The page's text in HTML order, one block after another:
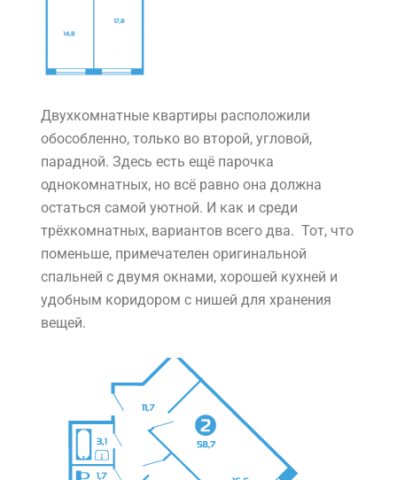
Двухкомнатные квартиры расположили
обособленно, только во второй, угловой,
парадной. Здесь есть ещё парочка
однокомнатных, но всё равно она должна
остаться самой уютной. И как и среди
трёхкомнатных, вариантов всего два. Тот, что
поменьше, примечателен оригинальной
спальней с двумя окнами, хорошей кухней и
удобным коридором с нишей для хранения
вещей.